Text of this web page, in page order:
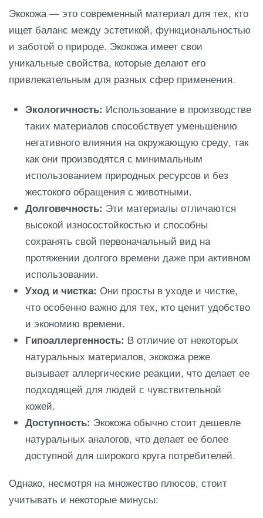
Экокожа — это современный материал для тех, кто
ищет баланс между эстетикой, функциональностью
и заботой о природе. Экокожа имеет свои
уникальные свойства, которые делают его
привлекательным для разных сфер применения.
Экологичность: Использование в производстве
таких материалов способствует уменьшению
негативного влияния на окружающую среду, так
как они производятся с минимальным
использованием природных ресурсов и без
жестокого обращения с животными.
Долговечность: Эти материалы отличаются
высокой износостойкостью и способны
сохранять свой первоначальный вид на
протяжении долгого времени даже при активном
использовании.
Уход и чистка: Они просты в уходе и чистке,
что особенно важно для тех, кто ценит удобство
и экономию времени.
Гипоаллергенность: В отличие от некоторых
натуральных материалов, экокожа реже
вызывает аллергические реакции, что делает ее
подходящей для людей с чувствительной
кожей.
Доступность: Экокожа обычно стоит дешевле
натуральных аналогов, что делает ее более
доступной для широкого круга потребителей.
Однако, несмотря на множество плюсов, стоит
учитывать и некоторые минусы: